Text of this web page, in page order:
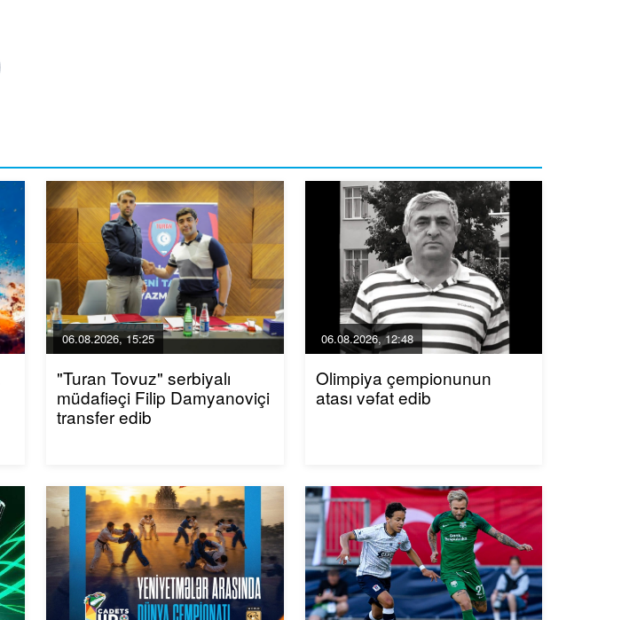
06.08.2026, 15:25
"Turan Tovuz" serbiyalı
müdafiəçi Filip Damyanoviçi
transfer edib
06.08.2026, 12:48
Olimpiya çempionunun
atası vəfat edib